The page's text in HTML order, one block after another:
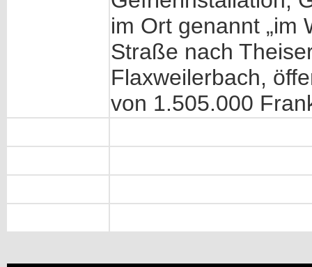
im Ort genannt „im
Straße nach
Flaxweilerbach,
von 1.505.000